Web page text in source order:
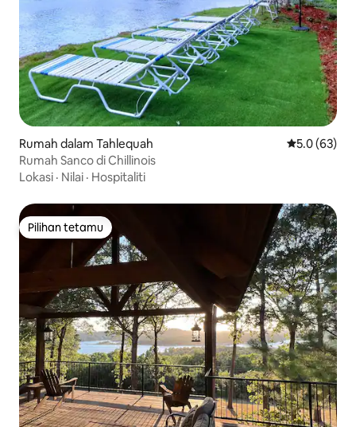
Rumah dalam Tahlequah Penarafan
5.0 (63)
Rumah Sanco di Chillinois
Lokasi · Nilai · Hospitaliti
Pilihan tetamu
Pilihan tetamu